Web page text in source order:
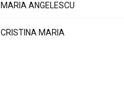
MARIA ANGELESCU
CRISTINA MARIA